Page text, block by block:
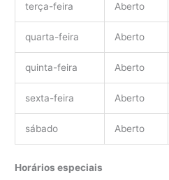
terça-feira Aberto
quarta-feira Aberto
quinta-feira Aberto
sexta-feira Aberto
sábado Aberto
Horários especiais